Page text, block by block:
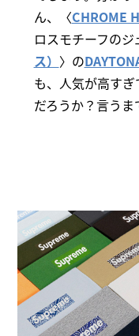
ん、〈CHROME
ロスモチーフの
ス） 〉の
も、人気が高す
だろうか？言うま